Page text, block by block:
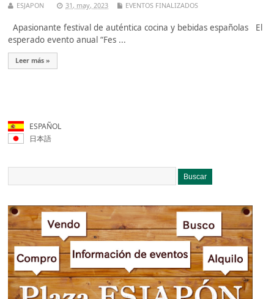
ESJAPON 31, may, 2023 EVENTOS FINALIZADOS
Apasionante festival de auténtica cocina y bebidas españolas El
esperado evento anual “Fes ...
Leer más »
ESPAÑOL
日本語